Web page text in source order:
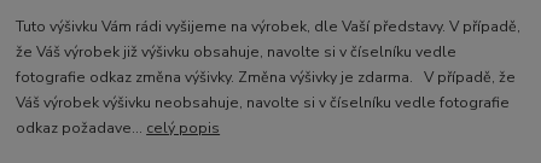
Tuto výšivku Vám rádi vyšijeme na výrobek, dle Vaší představy. V případě,
že Váš výrobek již výšivku obsahuje, navolte si v číselníku vedle
fotografie odkaz změna výšivky. Změna výšivky je zdarma. V případě, že
Váš výrobek výšivku neobsahuje, navolte si v číselníku vedle fotografie
odkaz požadave... celý popis